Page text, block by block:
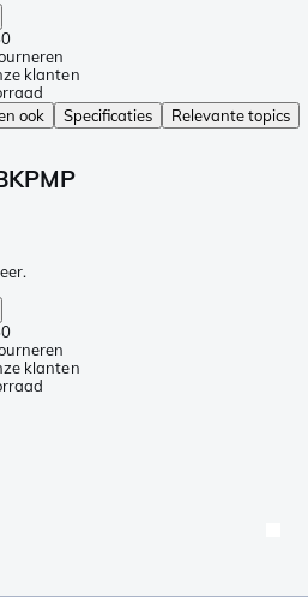
klanten
ook Specificaties
Relevante topics
klanten